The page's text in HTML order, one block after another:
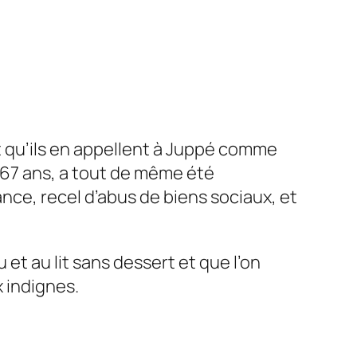
en appellent à Juppé comme
ans, a tout de même été
recel d’abus de biens sociaux, et
au lit sans dessert et que l’on
indignes.